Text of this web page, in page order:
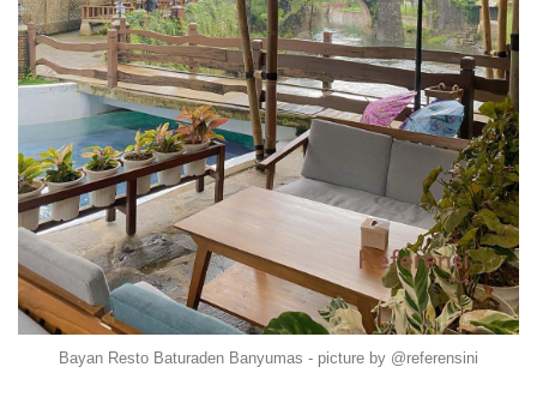
Bayan Resto Baturaden Banyumas - picture by @referensini